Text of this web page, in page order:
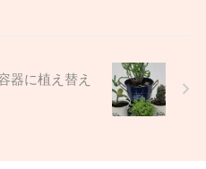
器に植え替え